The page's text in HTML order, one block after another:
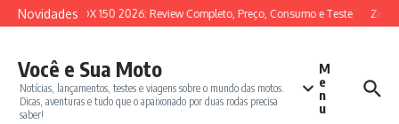
Ir para o conteúdo
NovidadesSYM ADX 150 2026: Review Completo, Preço, Consumo e Teste
Você e Sua Moto
Notícias, lançamentos, testes e viagens sobre o mundo das motos.
Dicas, aventuras e tudo que o apaixonado por duas rodas precisa
saber!
M
e
n
u